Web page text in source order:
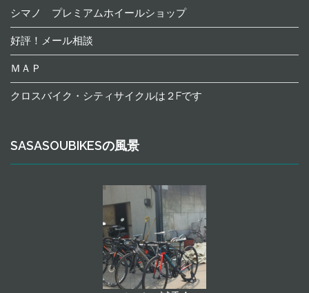
シマノ プレミアムホイールショップ
好評！メール相談
ＭＡＰ
クロスバイク・シティサイクルは２Fです
SASASOUBIKESの風景